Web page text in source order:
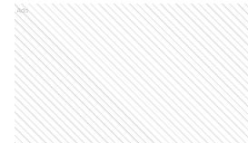
Ads